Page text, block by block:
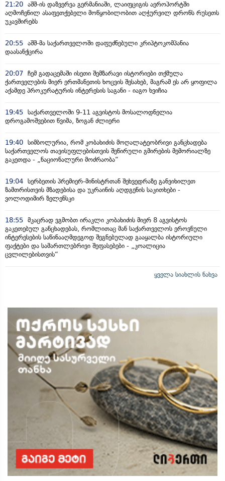
21:20 აშშ-ის დაზვერვა გერმანიაში, ლაიფციგის აეროპორტში
აღმოჩენილ ასაფეთქებელი მოწყობილობით აღჭურვილ დრონს რუსეთს
უკავშირებს
20:55 აშშ-მა საქართველოში დაფუძნებული კრიპტოკომპანია
დაასანქცირა
20:07 ჩემ გადაცემაში ისეთი შემზარავი ისტორიები თქმულა
ქართველების მიერ ერთმანეთის ხოცვის შესახებ, მაგრამ ეს არ ყოფილა
აქამდე პროკურატურის ინტერესის საგანი - იაგო ხვიჩია
19:45 საქართველოში 9-11 აგვისტოს მოსალოდნელია
დროგამოშვებით წვიმა, ზოგან ძლიერი
19:40 სიმბოლურია, რომ კობახიძის მოღალატეობრივი განცხადება
საქართველოს თავისუფლებისთვის შეწირული გმირების მემორიალზე
გაკეთდა - „ნაციონალური მოძრაობა“
19:04 სერბეთის პრემიერ-მინისტრთან შეხვედრაზე განვიხილეთ
ზამთრისთვის მზადებისა და უკრაინის აღდგენის საკითხები -
ვოლოდიმირ ზელენსკი
18:55 მკაცრად ვგმობთ ირაკლი კობახიძის მიერ 8 აგვისტოს
გაკეთებულ განცხადებას, რომლითაც მან საქართველოს ეროვნული
ინტერესების საწინააღმდეგოდ შეგნებულად გააყალბა ისტორიული
ფაქტები და სამართლებრივი შეფასებები - „კოალიცია
ცვლილებისთვის“
ყველა სიახლის ნახვა